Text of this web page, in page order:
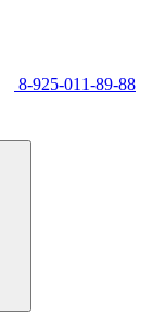
8-925-011-89-88